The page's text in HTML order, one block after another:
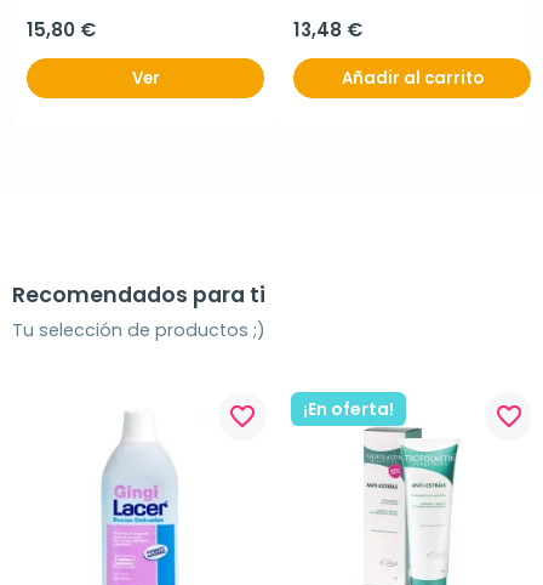
15,80 €
Ver
13,48 €
Añadir al carrito
Recomendados para ti
Tu selección de productos ;)
favorite_border ¡En oferta! favorite_border